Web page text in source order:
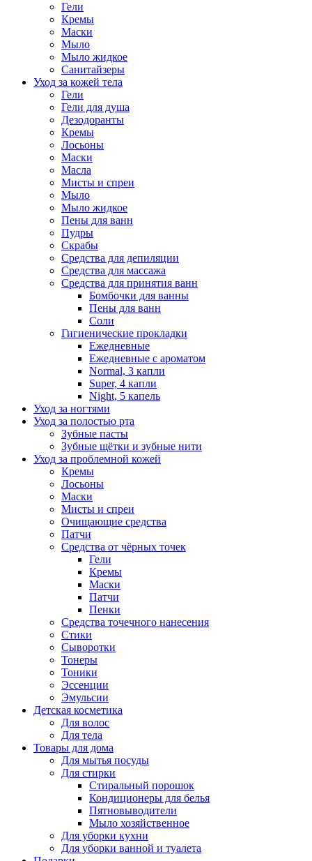
Гели
Кремы
Маски
Мыло
Мыло жидкое
Санитайзеры
Уход за кожей тела
Гели
Гели для душа
Дезодоранты
Кремы
Лосьоны
Маски
Масла
Мисты и спреи
Мыло
Мыло жидкое
Пены для ванн
Пудры
Скрабы
Средства для депиляции
Средства для массажа
Средства для принятия ванн
Бомбочки для ванны
Пены для ванн
Соли
Гигиенические прокладки
Ежедневные
Ежедневные с ароматом
Normal, 3 капли
Super, 4 капли
Night, 5 капель
Уход за ногтями
Уход за полостью рта
Зубные пасты
Зубные щётки и зубные нити
Уход за проблемной кожей
Кремы
Лосьоны
Маски
Мисты и спреи
Очищающие средства
Патчи
Средства от чёрных точек
Гели
Кремы
Маски
Патчи
Пенки
Средства точечного нанесения
Стики
Сыворотки
Тонеры
Тоники
Эссенции
Эмульсии
Детская косметика
Для волос
Для тела
Товары для дома
Для мытья посуды
Для стирки
Стиральный порошок
Кондиционеры для белья
Пятновыводители
Мыло хозяйственное
Для уборки кухни
Для уборки ванной и туалета